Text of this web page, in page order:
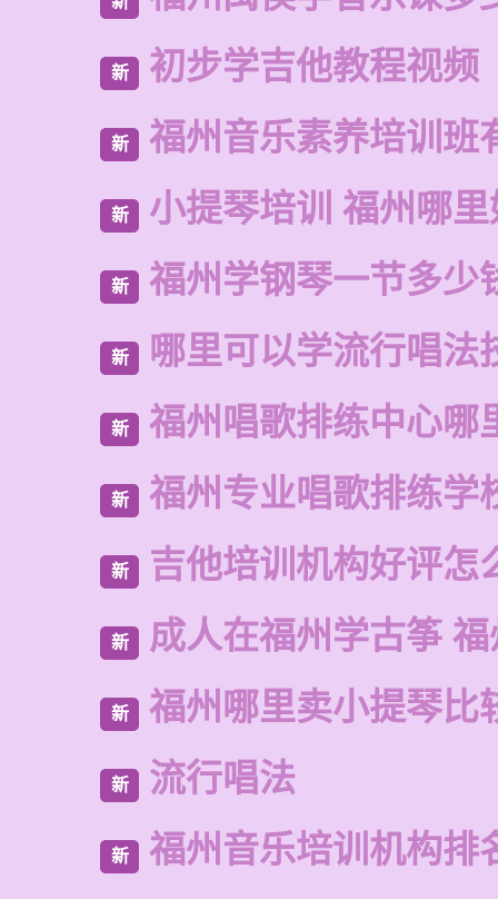
新 初步学吉他教程视频
新 福州音乐素养培训班
新 小提琴培训 福州哪
新 福州学钢琴一节多少
新 哪里可以学流行唱法
新 福州唱歌排练中心哪
新 福州专业唱歌排练学
新 吉他培训机构好评怎
新 成人在福州学古筝
新 福州哪里卖小提琴比
新 流行唱法
新 福州音乐培训机构排